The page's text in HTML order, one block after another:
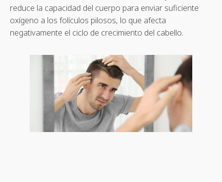
reduce la capacidad del cuerpo para enviar suficiente
oxígeno a los folículos pilosos, lo que afecta
negativamente el ciclo de crecimiento del cabello.